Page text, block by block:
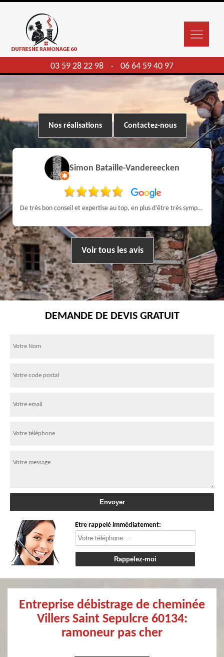
03 59 28 22 98 - 06 64 59 40 97
Nos réalisations Contactez-nous
Simon Bataille-Vandereecken
De très bon conseil et expertise au top, en plus d’être très sympathique, je recommande! Nous avons été bien aidés et renseignés sur quoi faire de notre insert et son entretien futur, merci :)
Voir tous les avis
DEMANDE DE DEVIS GRATUIT
Etre rappelé immédiatement:
Entreprise débistrage de cheminée
Villers Saint Sepulcre 60134:
ramoneur pas cher